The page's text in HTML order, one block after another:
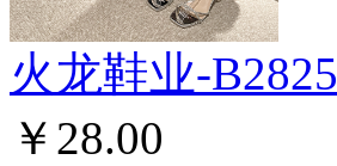
火龙鞋业-B2825
￥28.00